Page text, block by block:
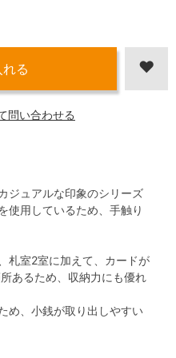
問い合わせる
ジュアルな印象のシリーズ
使用しているため、手触り
札室2室に加えて、カードが
あるため、収納力にも優れ
め、小銭が取り出しやすい